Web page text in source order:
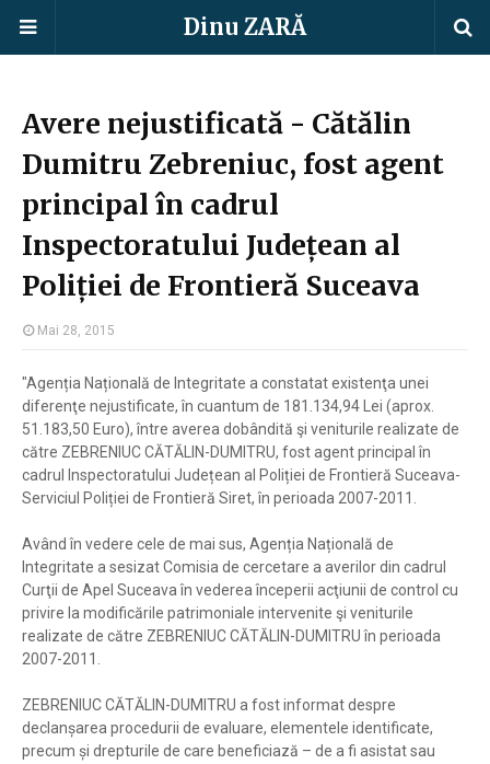
Dinu ZARĂ
Avere nejustificată - Cătălin
Dumitru Zebreniuc, fost agent
principal în cadrul
Inspectoratului Județean al
Poliției de Frontieră Suceava
Mai 28, 2015
"Agenția Națională de Integritate a constatat existenţa unei
diferenţe nejustificate, în cuantum de 181.134,94 Lei (aprox.
51.183,50 Euro), între averea dobândită şi veniturile realizate de
către ZEBRENIUC CĂTĂLIN-DUMITRU, fost agent principal în
cadrul Inspectoratului Județean al Poliției de Frontieră Suceava-
Serviciul Poliției de Frontieră Siret, în perioada 2007-2011.
Având în vedere cele de mai sus, Agenția Națională de
Integritate a sesizat Comisia de cercetare a averilor din cadrul
Curţii de Apel Suceava în vederea începerii acţiunii de control cu
privire la modificările patrimoniale intervenite şi veniturile
realizate de către ZEBRENIUC CĂTĂLIN-DUMITRU în perioada
2007-2011.
ZEBRENIUC CĂTĂLIN-DUMITRU a fost informat despre
declanșarea procedurii de evaluare, elementele identificate,
precum și drepturile de care beneficiază – de a fi asistat sau